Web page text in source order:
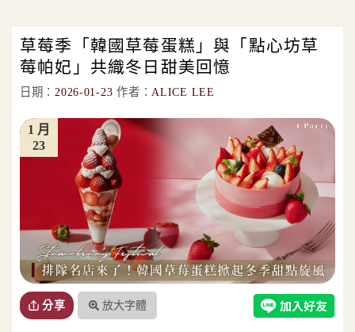
草莓季「韓國草莓蛋糕」與「點心坊草
莓帕妃」共織冬日甜美回憶
日期：2026-01-23 作者：ALICE LEE
23
1 月
分享 放大字體